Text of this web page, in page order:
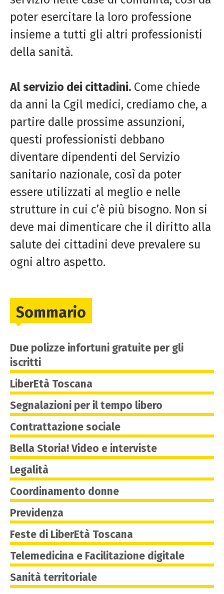
poter esercitare la loro professione
insieme a tutti gli altri professionisti
della sanità.
Al servizio dei cittadini. Come chiede
da anni la Cgil medici, crediamo che, a
partire dalle prossime assunzioni,
questi professionisti debbano
diventare dipendenti del Servizio
sanitario nazionale, così da poter
essere utilizzati al meglio e nelle
strutture in cui c’è più bisogno. Non si
deve mai dimenticare che il diritto alla
salute dei cittadini deve prevalere su
ogni altro aspetto.
Sommario
Due polizze infortuni gratuite per gli
iscritti
LiberEtà Toscana
Segnalazioni per il tempo libero
Contrattazione sociale
Bella Storia! Video e interviste
Legalità
Coordinamento donne
Previdenza
Feste di LiberEtà Toscana
Telemedicina e Facilitazione digitale
Sanità territoriale